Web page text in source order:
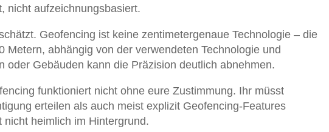
nicht aufzeichnungsbasiert.
Geofencing ist keine zentimetergenaue Technologie – die
Metern, abhängig von der verwendeten Technologie und
oder Gebäuden kann die Präzision deutlich abnehmen.
funktioniert nicht ohne eure Zustimmung. Ihr müsst
erteilen als auch meist explizit Geofencing-Features
heimlich im Hintergrund.